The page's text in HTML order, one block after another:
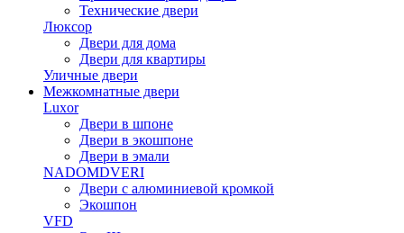
Технические двери
Люксор
Двери для дома
Двери для квартиры
Уличные двери
Межкомнатные двери
Luxor
Двери в шпоне
Двери в экошпоне
Двери в эмали
NADOMDVERI
Двери с алюминиевой кромкой
Экошпон
VFD